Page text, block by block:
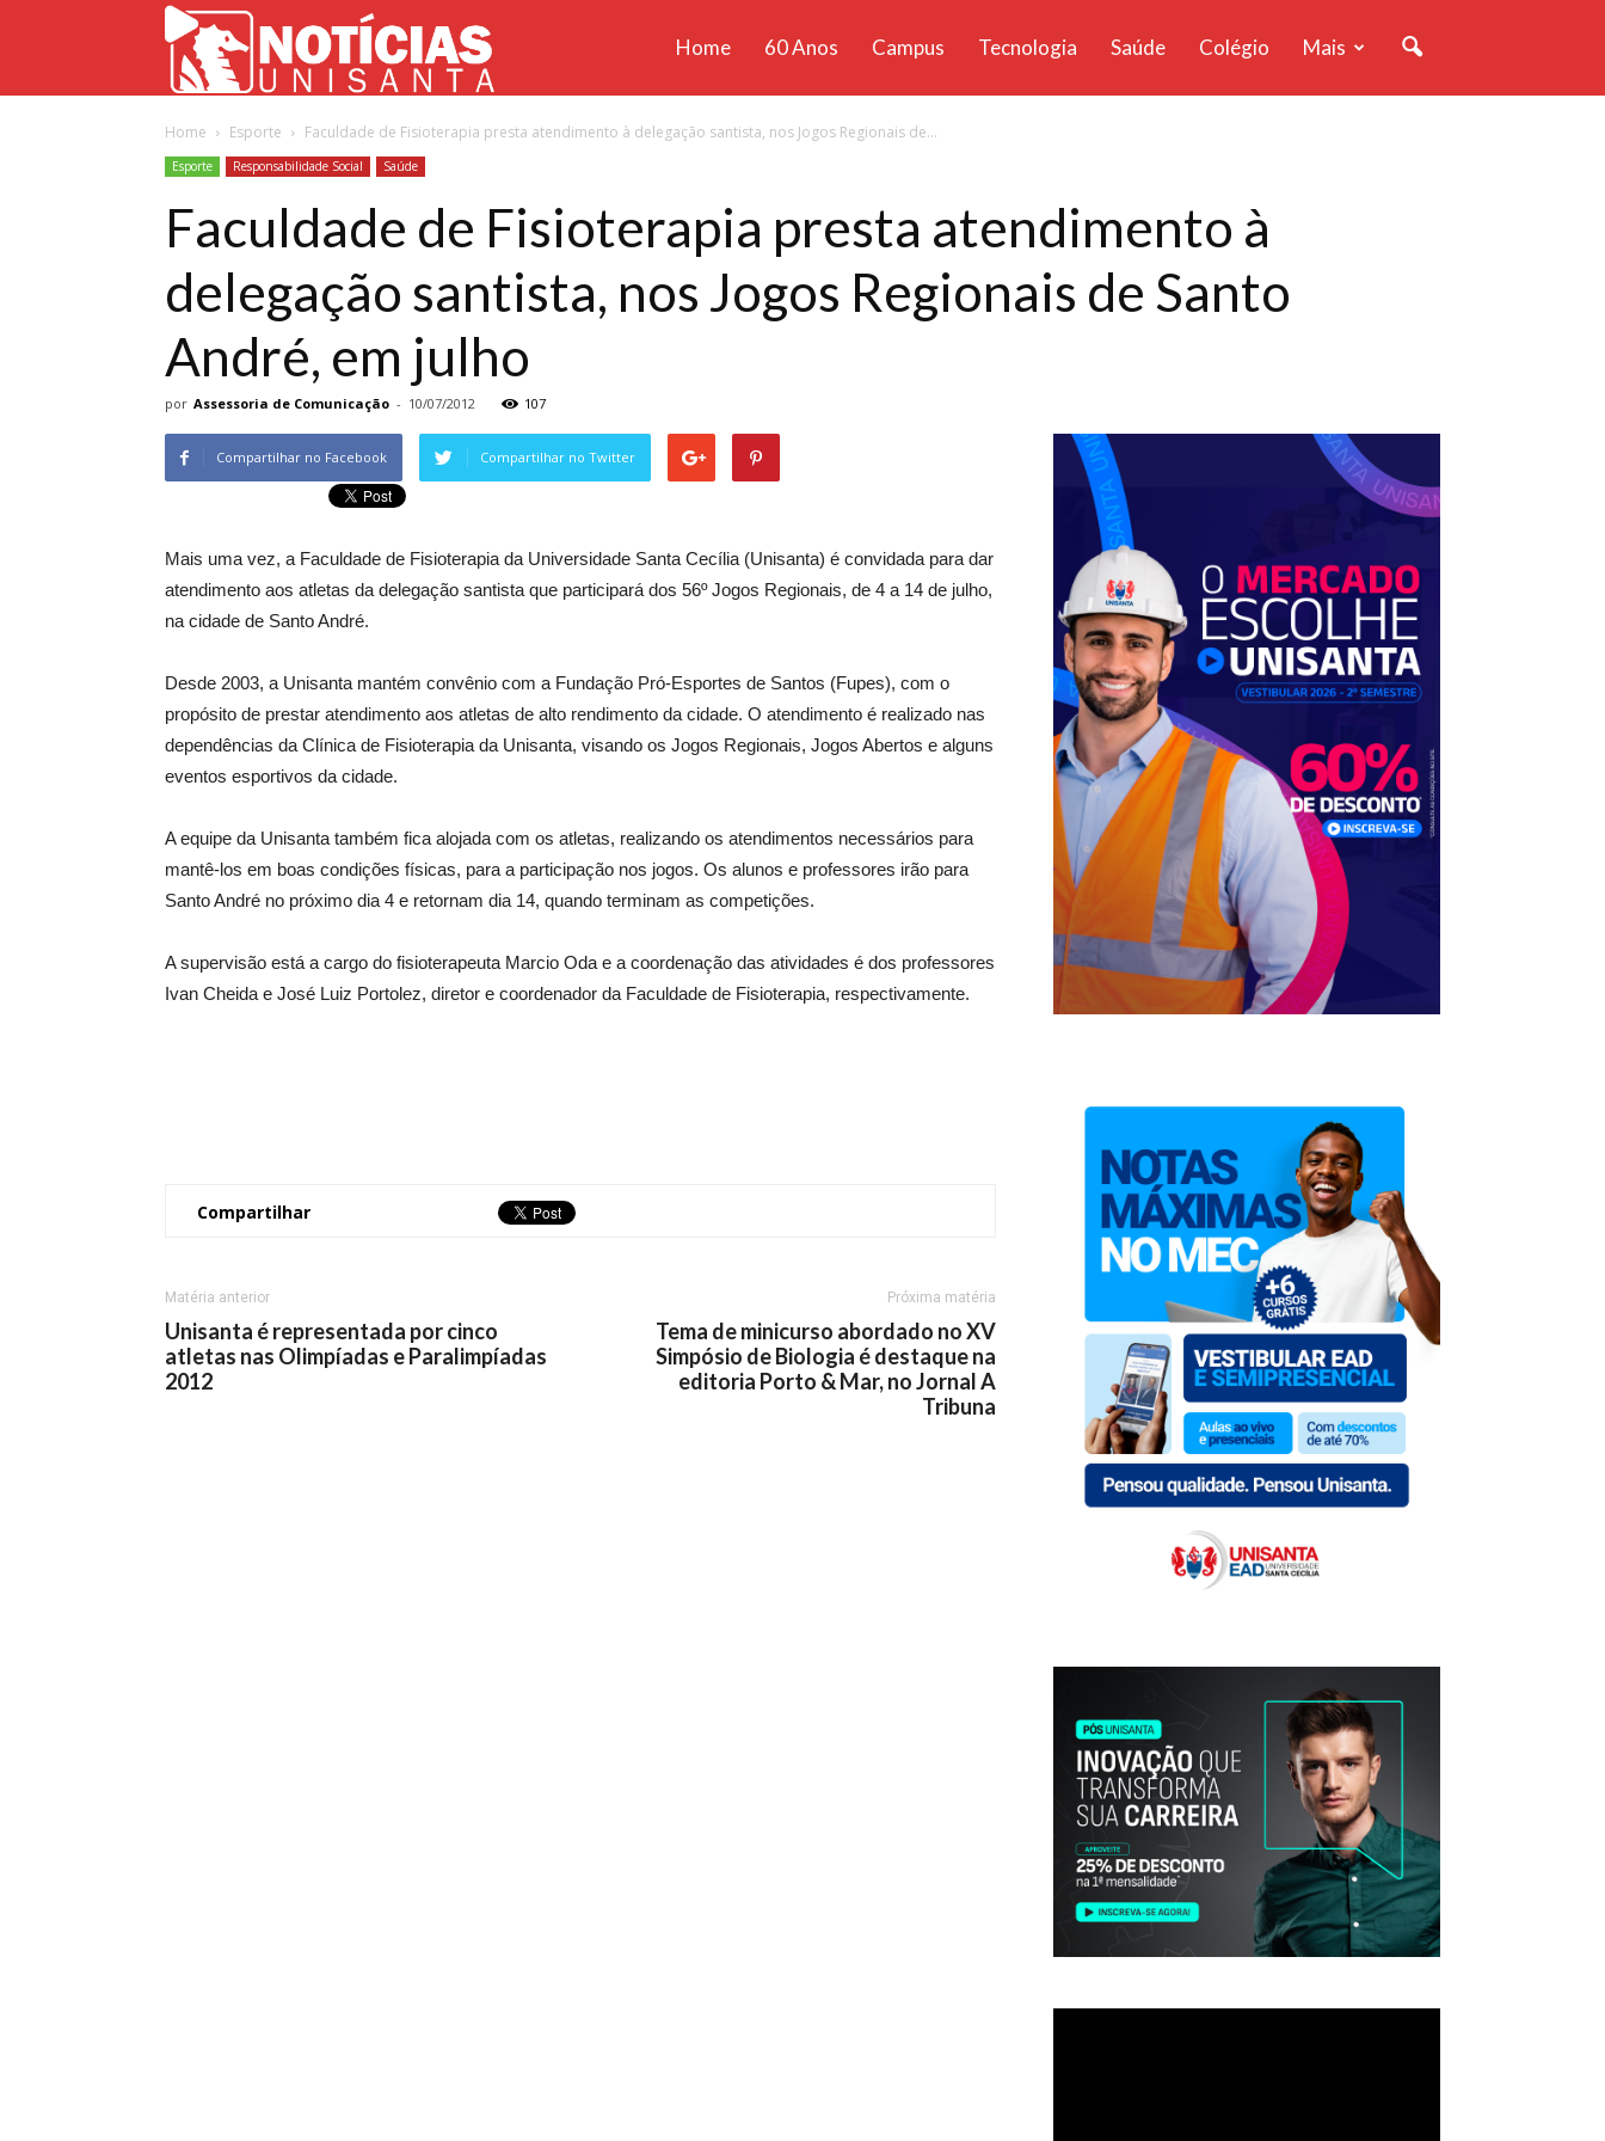
Unisanta
Home 60 Anos Campus Tecnologia Saúde Colégio Mais
Home Esporte Faculdade de Fisioterapia presta atendimento à delegação santista, nos Jogos Regionais de...
Esporte Responsabilidade Social Saúde
Faculdade de Fisioterapia presta atendimento à
delegação santista, nos Jogos Regionais de Santo
André, em julho
por Assessoria de Comunicação - 10/07/2012 107
Compartilhar no Facebook Compartilhar no Twitter
Mais uma vez, a Faculdade de Fisioterapia da Universidade Santa Cecília (Unisanta) é convidada para dar
atendimento aos atletas da delegação santista que participará dos 56º Jogos Regionais, de 4 a 14 de julho,
na cidade de Santo André.
Desde 2003, a Unisanta mantém convênio com a Fundação Pró-Esportes de Santos (Fupes), com o
propósito de prestar atendimento aos atletas de alto rendimento da cidade. O atendimento é realizado nas
dependências da Clínica de Fisioterapia da Unisanta, visando os Jogos Regionais, Jogos Abertos e alguns
eventos esportivos da cidade.
A equipe da Unisanta também fica alojada com os atletas, realizando os atendimentos necessários para
mantê-los em boas condições físicas, para a participação nos jogos. Os alunos e professores irão para
Santo André no próximo dia 4 e retornam dia 14, quando terminam as competições.
A supervisão está a cargo do fisioterapeuta Marcio Oda e a coordenação das atividades é dos professores
Ivan Cheida e José Luiz Portolez, diretor e coordenador da Faculdade de Fisioterapia, respectivamente.
Compartilhar
Matéria anterior
Unisanta é representada por cinco
atletas nas Olimpíadas e Paralimpíadas
2012
Próxima matéria
Tema de minicurso abordado no XV
Simpósio de Biologia é destaque na
editoria Porto & Mar, no Jornal A
Tribuna